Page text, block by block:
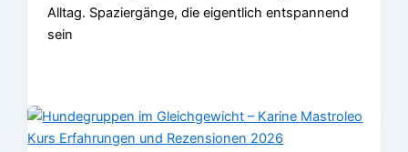
Alltag. Spaziergänge, die eigentlich entspannend
sein